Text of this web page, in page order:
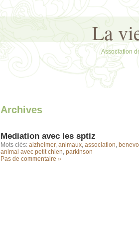
La
Association
Archives
Mediation avec les sptiz
Mots clés: alzheimer, animaux, association,
animal avec petit chien, parkinson
Pas de commentaire »